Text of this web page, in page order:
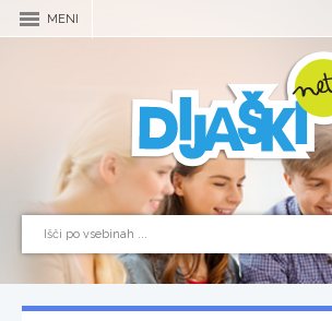
MENI